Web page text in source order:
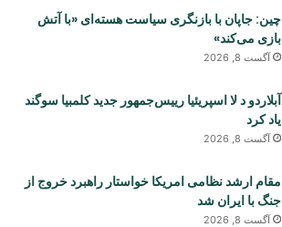
چین: جاپان با بازنگری سیاست هسته‌ای «با آتش
بازی می‌کند»
آگست 8, 2026
آبلاردو د لا اسپریئیا رییس‌جمهور جدید کلمبیا سوگند
یاد کرد
آگست 8, 2026
مقام ارشد نظامی امریکا خواستار راهبرد خروج از
جنگ با ایران شد
آگست 8, 2026